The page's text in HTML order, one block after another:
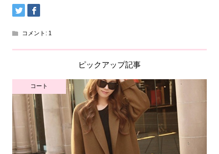
コメント: 1
ピックアップ記事
コート